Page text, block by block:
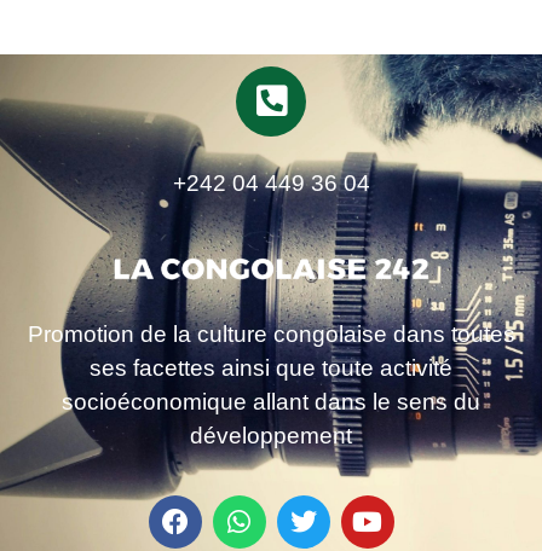
+242 04 449 36 04
Promotion de la culture congolaise dans toutes
ses facettes ainsi que toute activité
socioéconomique allant dans le sens du
développement